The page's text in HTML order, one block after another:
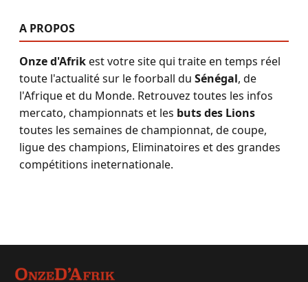
A PROPOS
Onze d'Afrikest votre site qui traite en temps réel
toute l'actualité sur le foorball du Sénégal, de
l'Afrique et du Monde. Retrouvez toutes les infos
mercato, championnats et les buts des Lions
toutes les semaines de championnat, de coupe,
ligue des champions, Eliminatoires et des grandes
compétitions ineternationale.